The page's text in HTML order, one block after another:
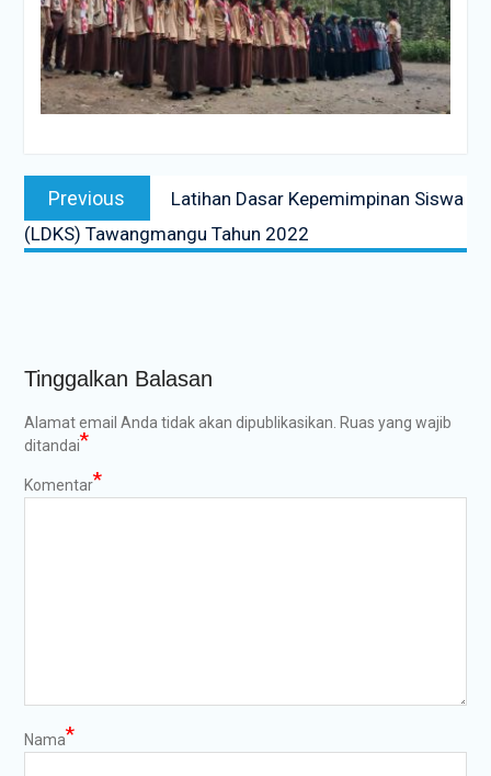
Navigasi
posPrevious
post:
Latihan Dasar Kepemimpinan Siswa
(LDKS) Tawangmangu Tahun 2022
Tinggalkan Balasan
Alamat email Anda tidak akan dipublikasikan. Ruas yang wajib
ditandai*
Komentar*
Nama*